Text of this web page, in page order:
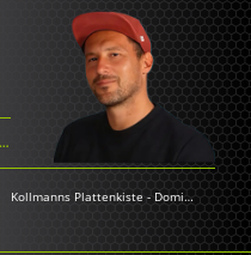
Kollmanns Plattenkiste - Dominik Kollmann